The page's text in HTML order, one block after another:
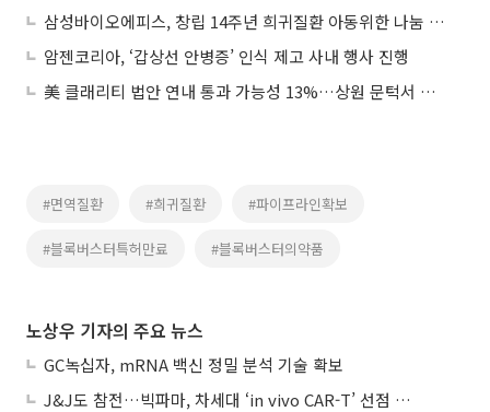
삼성바이오에피스, 창립 14주년 희귀질환 아동위한 나눔 실천
암젠코리아, ‘갑상선 안병증’ 인식 제고 사내 행사 진행
美 클래리티 법안 연내 통과 가능성 13%…상원 문턱서 제동
#면역질환 #희귀질환 #파이프라인확보
#블록버스터특허만료 #블록버스터의약품
노상우 기자의 주요 뉴스
GC녹십자, mRNA 백신 정밀 분석 기술 확보
J&J도 참전…빅파마, 차세대 ‘in vivo CAR-T’ 선점 경쟁 본격화